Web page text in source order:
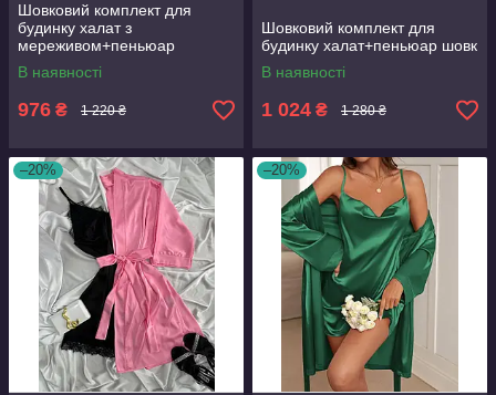
Шовковий комплект для
будинку халат з
мереживом+пеньюар
атлас,шовк
В наявності
976 ₴ 1 220 ₴
Шовковий комплект для
будинку халат+пеньюар шовк
В наявності
1 024 ₴ 1 280 ₴
–20% –20%